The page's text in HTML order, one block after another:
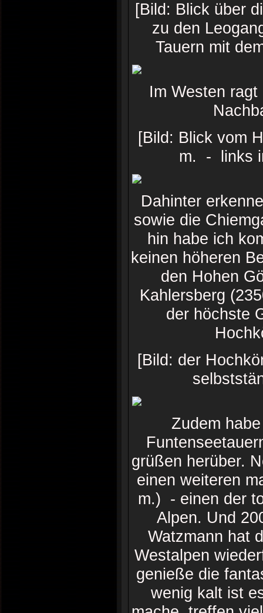
[Bild: Blick über
zu den
Tauern mit
Im Westen
[Bild: Blick vom
m. - links
Dahinter
sowie die
hin habe ich
keinen höheren
den Hohen
Kahlersberg
der höchste
[Bild: der
Zudem
grüßen herüber.
einen weiteren
m.) - einen der
Alpen. Und
Watzmann hat
Westalpen
genieße die
wenig kalt ist